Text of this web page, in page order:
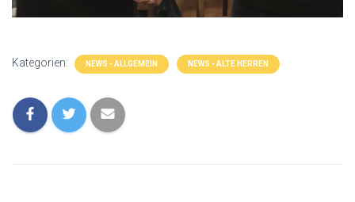
Kategorien: NEWS - ALLGEMEIN NEWS - ALTE HERREN